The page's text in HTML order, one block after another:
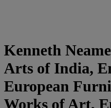
Kenneth
Arts of India,
European
Works of Art,